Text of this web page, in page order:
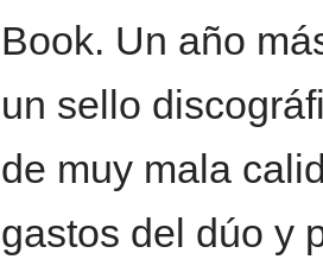
Book. Un año
un sello
de muy mala
gastos del dúo y